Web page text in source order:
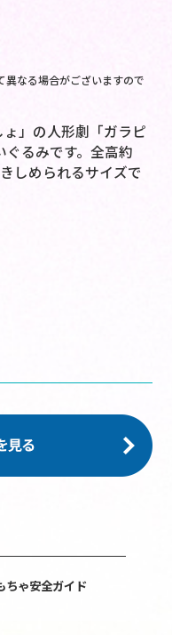
なる場合がございますので
」の人形劇「ガラピ
るみです。全高約
しめられるサイズで
ちゃ安全ガイド